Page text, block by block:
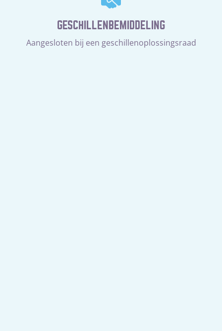
GESCHILLENBEMIDDELING
Aangesloten bij een geschillenoplossingsraad